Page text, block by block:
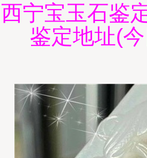
西宁宝玉石鉴
鉴定地址(